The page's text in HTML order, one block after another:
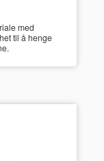
med
til å henge